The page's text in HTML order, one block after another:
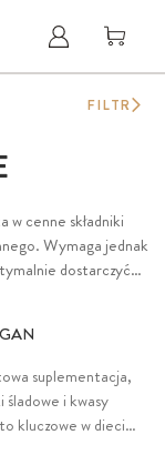
w cenne składniki
Wymaga jednak
dostarczyć
uzasadnione. Nasza
premium do
składników
suplementacja,
i kwasy
kluczowe w diecie
FILTR